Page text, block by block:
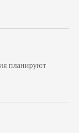
планируют